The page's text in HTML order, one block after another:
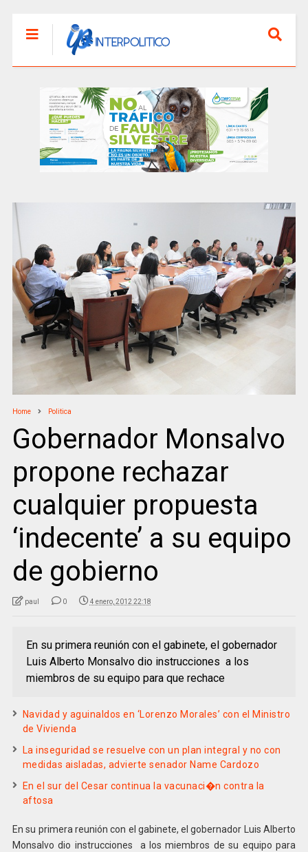
Home Politica
Gobernador Monsalvo
propone rechazar
cualquier propuesta
‘indecente’ a su equipo
de gobierno
paul 0 4 enero, 2012 22:18
En su primera reunión con el gabinete, el gobernador
Luis Alberto Monsalvo dio instrucciones a los
miembros de su equipo para que rechace
Navidad y aguinaldos en ‘Lorenzo Morales’ con el Ministro
de Vivienda
La inseguridad se resuelve con un plan integral y no con
medidas aisladas, advierte senador Name Cardozo
En el sur del Cesar continua la vacunaci�n contra la
aftosa
En su primera reunión con el gabinete, el gobernador Luis Alberto
Monsalvo dio instrucciones a los miembros de su equipo para